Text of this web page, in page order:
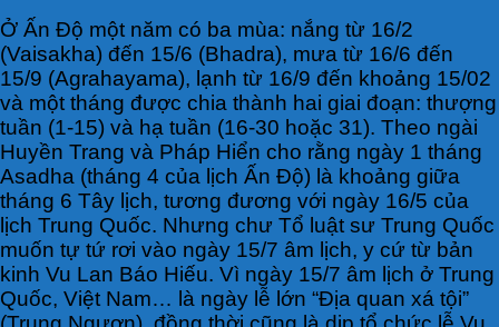
Ở Ấn Độ một năm có ba mùa: nắng từ 16/2
(Vaisakha) đến 15/6 (Bhadra), mưa từ 16/6 đến
15/9 (Agrahayama), lạnh từ 16/9 đến khoảng 15/02
và một tháng được chia thành hai giai đoạn: thượng
tuần (1-15) và hạ tuần (16-30 hoặc 31). Theo ngài
Huyền Trang và Pháp Hiển cho rằng ngày 1 tháng
Asadha (tháng 4 của lịch Ấn Độ) là khoảng giữa
tháng 6 Tây lịch, tương đương với ngày 16/5 của
lịch Trung Quốc. Nhưng chư Tổ luật sư Trung Quốc
muốn tự tứ rơi vào ngày 15/7 âm lịch, y cứ từ bản
kinh Vu Lan Báo Hiếu. Vì ngày 15/7 âm lịch ở Trung
Quốc, Việt Nam… là ngày lễ lớn “Địa quan xá tội”